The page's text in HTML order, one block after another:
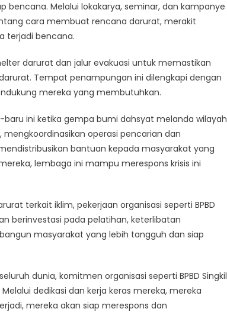
Melalui lokakarya, seminar, dan kampanye
cara membuat rencana darurat, merakit
terjadi bencana.
darurat dan jalur evakuasi untuk memastikan
Tempat penampungan ini dilengkapi dengan
mereka yang membutuhkan.
ini ketika gempa bumi dahsyat melanda wilayah
mengkoordinasikan operasi pencarian dan
bantuan kepada masyarakat yang
lembaga ini mampu merespons krisis ini
terkait iklim, pekerjaan organisasi seperti BPBD
berinvestasi pada pelatihan, keterlibatan
masyarakat yang lebih tangguh dan siap
dunia, komitmen organisasi seperti BPBD Singkil
dedikasi dan kerja keras mereka, mereka
mereka akan siap merespons dan